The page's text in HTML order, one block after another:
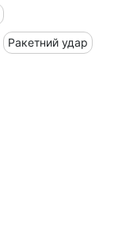
Ракетний удар